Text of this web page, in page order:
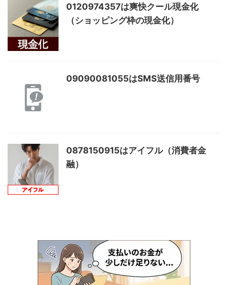
0120974357は爽快クール現金化
（ショッピング枠の現金化）
09090081055はSMS送信用番号
0878150915はアイフル（消費者金
融）